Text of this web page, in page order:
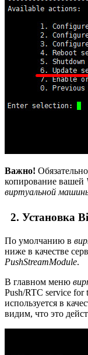
Важно!
копирование вашей
виртуальной
2. Установка
По умолчанию в
ниже в качестве
PushStreamModule.
В главном меню
Push/RTC service for
используется в
видим, что это